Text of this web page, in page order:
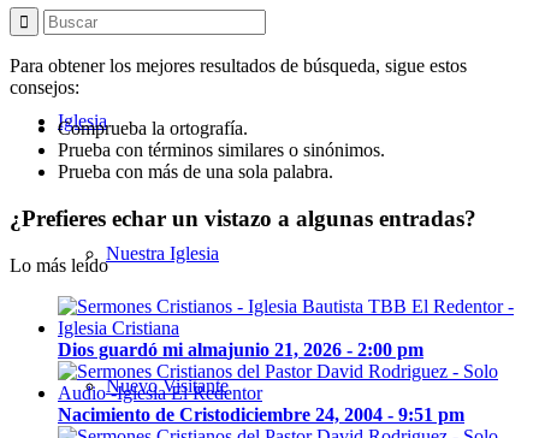
Iglesia
Nuestra Iglesia
Nuevo Visitante
Para obtener los mejores resultados de búsqueda, sigue estos
consejos:
Comprueba la ortografía.
Prueba con términos similares o sinónimos.
Prueba con más de una sola palabra.
¿Prefieres echar un vistazo a algunas entradas?
Lo más leído
Dios guardó mi almajunio 21, 2026 - 2:00 pm
Nacimiento de Cristodiciembre 24, 2004 - 9:51 pm